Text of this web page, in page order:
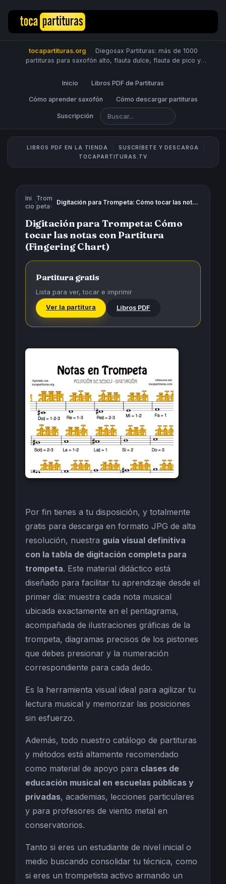
tocapartituras.org ·
Diegosax Partituras: más de 1000
partituras para saxofón alto, flauta dulce, flauta de pico y
chelo, fagot, bombardino, fliscorno, corno, trompa, barítono,
Scores. PUBLICA PARTITURAS
Inicio Libros PDF de Partituras
Cómo aprender saxofón Cómo descargar partituras
Suscripción
LIBROS PDF EN LA TIENDA
SUSCRÍBETE Y DESCARGA
TOCAPARTITURAS.TV
Ini
cio
›
Trom
peta›
Digitación para Trompeta: Cómo tocar las notas con Partitura (Fingering Chart)
Digitación para Trompeta: Cómo
tocar las notas con Partitura
(Fingering Chart)
Partitura gratis
Lista para ver, tocar e imprimir
Ver la partitura
Libros PDF
Por fin tienes a tu disposición, y totalmente
gratis para descarga en formato JPG de alta
resolución, nuestra guía visual definitiva
con la tabla de digitación completa para
trompeta. Este material didáctico está
diseñado para facilitar tu aprendizaje desde el
primer día: muestra cada nota musical
ubicada exactamente en el pentagrama,
acompañada de ilustraciones gráficas de la
trompeta, diagramas precisos de los pistones
que debes presionar y la numeración
correspondiente para cada dedo.
Es la herramienta visual ideal para agilizar tu
lectura musical y memorizar las posiciones
sin esfuerzo.
Además, todo nuestro catálogo de partituras
y métodos está altamente recomendado
como material de apoyo para clases de
educación musical en escuelas públicas y
privadas, academias, lecciones particulares
y para profesores de viento metal en
conservatorios.
Tanto si eres un estudiante de nivel inicial o
medio buscando consolidar tu técnica, como
si eres un trompetista activo armando un